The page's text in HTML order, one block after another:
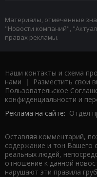
Материалы, отмеченные
"Новости компаний",
правах рекламы.
Наши контакты и схема
нами | Разместить свои
Пользовательское
конфиденциальности и
Реклама на сайте: Отдел
Оставляя комментарий,
содержание и тон Вашего
реальных людей,
отношение к данной
нарушают эти правила